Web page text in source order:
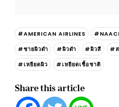
#AMERICAN AIRLINES
#ชายผิวดำ
#ผิวดำ #ผิวสี #
#เหยียดผิว
#เหยียดเชื้อชาติ
Share this article